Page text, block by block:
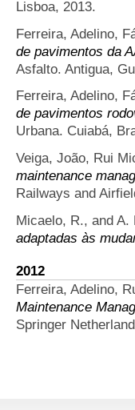
Lisboa, 2013.
Ferreira, Adelino,
de pavimentos da
Asfalto. Antigua,
Ferreira, Adelino,
de pavimentos
Urbana. Cuiabá,
Veiga, João, Rui
maintenance
Railways and
Micaelo, R., and A.
adaptadas às
2012
Ferreira, Adelino,
Maintenance
Springer